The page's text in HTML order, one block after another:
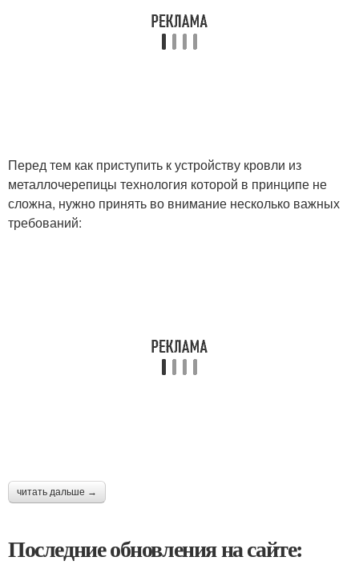
Перед тем как приступить к устройству кровли из
металлочерепицы технология которой в принципе не
сложна, нужно принять во внимание несколько важных
требований:
читать дальше →
Последние обновления на сайте: